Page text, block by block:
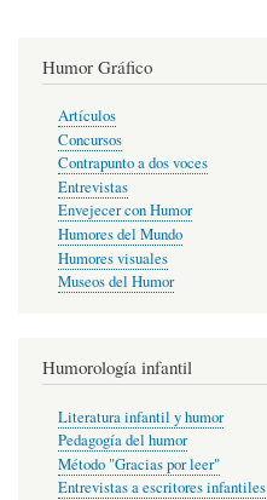
Humor Gráfico
Artículos
Concursos
Contrapunto a dos voces
Entrevistas
Envejecer con Humor
Humores del Mundo
Humores visuales
Museos del Humor
Humorología infantil
Literatura infantil y humor
Pedagogía del humor
Método "Gracias por leer"
Entrevistas a escritores infantiles